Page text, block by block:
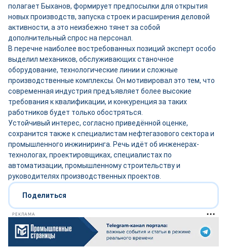
полагает Быханов, формирует предпосылки для открытия
новых производств, запуска строек и расширения деловой
активности, а это неизбежно тянет за собой
дополнительный спрос на персонал.
В перечне наиболее востребованных позиций эксперт особо
выделил механиков, обслуживающих станочное
оборудование, технологические линии и сложные
производственные комплексы. Он мотивировал это тем, что
современная индустрия предъявляет более высокие
требования к квалификации, и конкуренция за таких
работников будет только обостряться.
Устойчивый интерес, согласно приведённой оценке,
сохранится также к специалистам нефтегазового сектора и
промышленного инжиниринга. Речь идёт об инженерах-
технологах, проектировщиках, специалистах по
автоматизации, промышленному строительству и
руководителях производственных проектов.
Поделиться
РЕКЛАМА